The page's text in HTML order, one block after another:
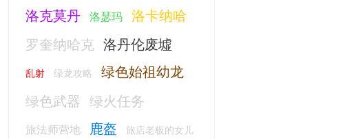
洛克莫丹
洛瑟玛
洛卡纳哈
罗奎纳哈克
洛丹伦废墟
乱射 绿龙攻略
绿色始祖幼龙
绿色武器
绿火任务
旅法师营地 鹿盔 旅店老板的女儿